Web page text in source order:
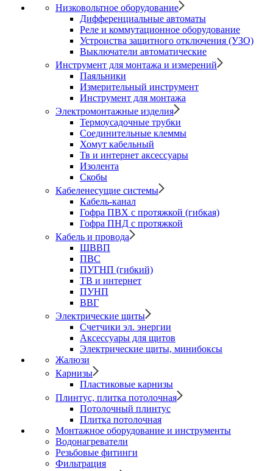
Низковольтное оборудование
Дифференциальные автоматы
Реле и коммутационное оборудование
Устроиства защитного отключения (УЗО)
Выключатели автоматические
Инструмент для монтажа и измерений
Паяльники
Измерительный инструмент
Инструмент для монтажа
Электромонтажные изделия
Термоусадочные трубки
Соединительные клеммы
Хомут кабельный
Тв и интернет аксессуары
Изолента
Скобы
Кабеленесущие системы
Кабель-канал
Гофра ПВХ с протяжкой (гибкая)
Гофра ПНД с протяжкой
Кабель и провода
ШВВП
ПВС
ПУГНП (гибкий)
ТВ и интернет
ПУНП
ВВГ
Электрические щиты
Счетчики эл. энергии
Аксессуары для щитов
Электрические щиты, минибоксы
Жалюзи
Карнизы
Пластиковые карнизы
Плинтус, плитка потолочная
Потолочный плинтус
Плитка потолочная
Монтажное оборудование и инструменты
Водонагреватели
Резьбовые фитинги
Фильтрация